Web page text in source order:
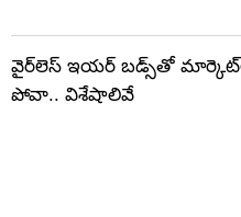
వైర్‌‌లెస్‌ ఇయర్‌‌ బడ్స్‌తో
పోవా.. విశేషాలివే